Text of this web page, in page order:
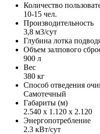
Количество
10-15 чел.
Производительность
3,8 м3/сут
Глубина лотка
Объем залпового
900 л
Вес
380 кг
Способ отведения
Самотечный
Габариты (м)
2.540 х 1.120 х 2.120
Энергопотребление
2.3 кВт/сут